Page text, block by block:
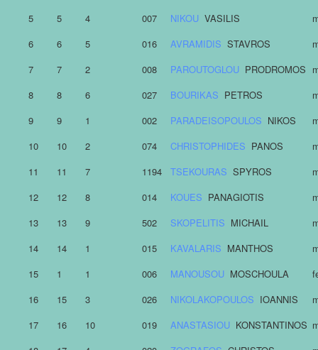
5
5 4 007 NIKOU VASILIS
6
6 5 016 AVRAMIDIS STAVROS
7
7 2 008 PAROUTOGLOU PRODROMOS
8
8 6 027 BOURIKAS PETROS
9
9 1 002 PARADEISOPOULOS NIKOS
10
10 2 074 CHRISTOPHIDES PANOS
11
11 7 1194 TSEKOURAS SPYROS
12
12 8 014 KOUES PANAGIOTIS
13
13 9 502 SKOPELITIS MICHAIL
14
14 1 015 KAVALARIS MANTHOS
15
1 1 006 MANOUSOU MOSCHOULA
16
15 3 026 NIKOLAKOPOULOS IOANNIS
17
16 10 019 ANASTASIOU KONSTANTINOS